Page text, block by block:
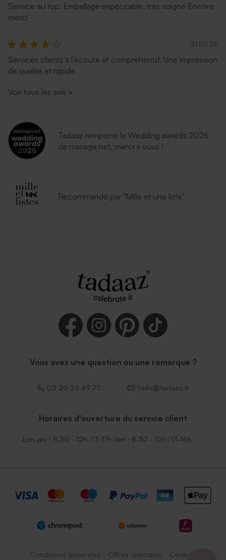
Enveloppe crème
autocollante
Enveloppe crème rectangle
Enveloppe vœux papier
moucheté naturel
Service au top. Emballage impeccable, très soigné Encore
merci
31.07.26
Services clients à l’écoute et compréhensif. Une impression
de qualité et rapide
Voir tous les avis >
Tadaaz remporte le Wedding awards 2026
de mariage.net, merci à vous !
Recommandé par "Mille et une liste"
Vous avez une question ou une remarque ?
03 20 23 49 77 hello@tadaaz.fr
Horaires d'ouverture du service client
Lun-jeu : 8.30 - 12h /13-17h Ven : 8.30 - 12h /13-16h
Conditions générales Offres spéciales Cookies